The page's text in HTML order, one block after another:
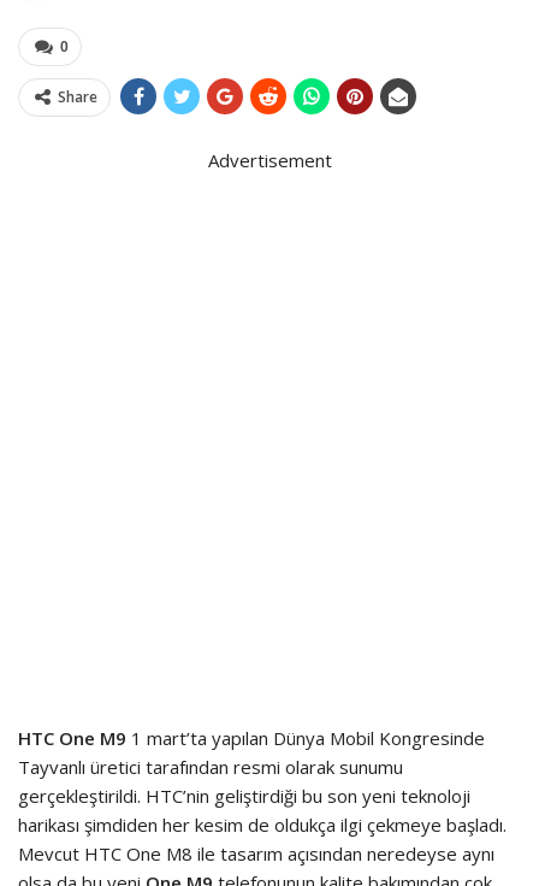
0
Share
Advertisement
HTC One M9 1 mart’ta yapılan Dünya Mobil Kongresinde
Tayvanlı üretici tarafından resmi olarak sunumu
gerçekleştirildi. HTC’nin geliştirdiği bu son yeni teknoloji
harikası şimdiden her kesim de oldukça ilgi çekmeye başladı.
Mevcut HTC One M8 ile tasarım açısından neredeyse aynı